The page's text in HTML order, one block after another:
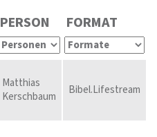
PERSON FORMAT
Matthias
Kerschbaum
Bibel.Lifestream